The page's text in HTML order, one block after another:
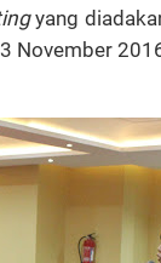
yang
November